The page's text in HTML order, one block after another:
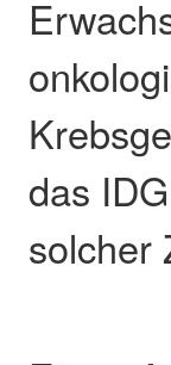
das
solcher